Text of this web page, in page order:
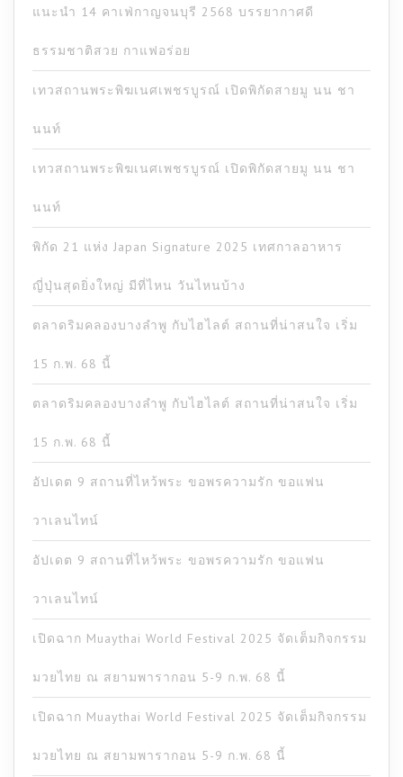
แนะนำ 14 คาเฟ่กาญจนบุรี 2568 บรรยากาศดี
ธรรมชาติสวย กาแฟอร่อย
เทวสถานพระพิฆเนศเพชรบูรณ์ เปิดพิกัดสายมู นน ชา
นนท์
เทวสถานพระพิฆเนศเพชรบูรณ์ เปิดพิกัดสายมู นน ชา
นนท์
พิกัด 21 แห่ง Japan Signature 2025 เทศกาลอาหาร
ญี่ปุ่นสุดยิ่งใหญ่ มีที่ไหน วันไหนบ้าง
ตลาดริมคลองบางลำพู กับไฮไลต์ สถานที่น่าสนใจ เริ่ม
15 ก.พ. 68 นี้
ตลาดริมคลองบางลำพู กับไฮไลต์ สถานที่น่าสนใจ เริ่ม
15 ก.พ. 68 นี้
อัปเดต 9 สถานที่ไหว้พระ ขอพรความรัก ขอแฟน
วาเลนไทน์
อัปเดต 9 สถานที่ไหว้พระ ขอพรความรัก ขอแฟน
วาเลนไทน์
เปิดฉาก Muaythai World Festival 2025 จัดเต็มกิจกรรม
มวยไทย ณ สยามพารากอน 5-9 ก.พ. 68 นี้
เปิดฉาก Muaythai World Festival 2025 จัดเต็มกิจกรรม
มวยไทย ณ สยามพารากอน 5-9 ก.พ. 68 นี้